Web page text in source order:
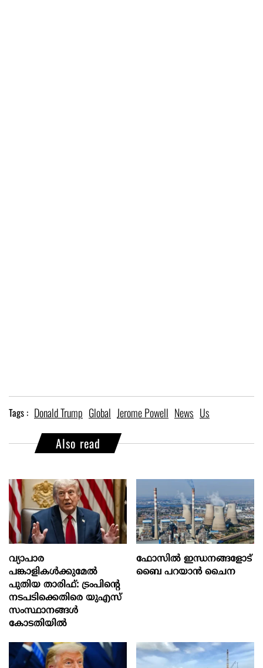
Tags : Donald Trump Global Jerome Powell News Us
Also read
വ്യാപാര
പങ്കാളികൾക്കുമേൽ
പുതിയ താരിഫ്: ട്രംപിന്‍റെ
നടപടിക്കെതിരെ യുഎസ്
സംസ്ഥാനങ്ങൾ
കോടതിയിൽ
ഫോസിൽ ഇന്ധനങ്ങളോട്
ബൈ പറയാൻ ചൈന